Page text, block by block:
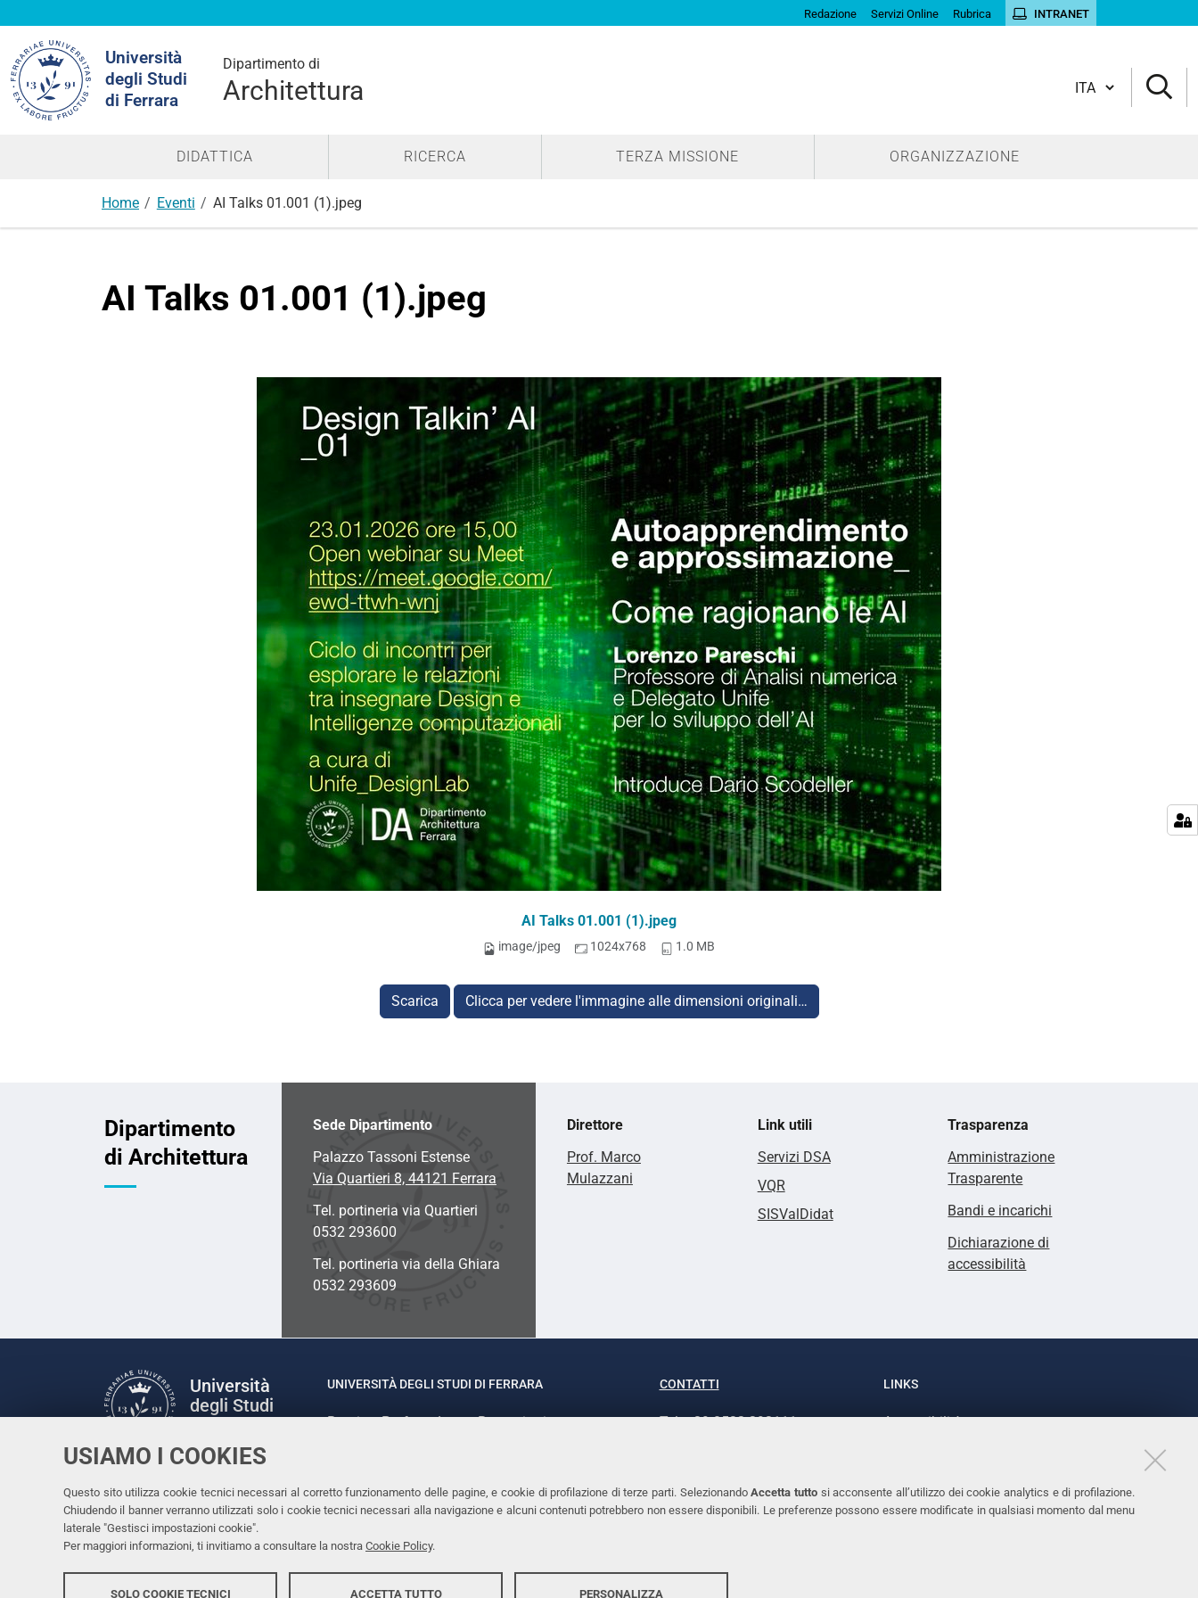
USIAMO I COOKIES
Questo sito utilizza cookie tecnici necessari al corretto funzionamento delle pagine, e cookie di profilazione di terze parti. SelezionandoAccetta tutto si acconsente all’utilizzo dei cookie analytics e di profilazione.
Chiudendo il banner verranno utilizzati solo i cookie tecnici necessari alla navigazione e alcuni contenuti potrebbero non essere disponibili. Le preferenze possono essere modificate in qualsiasi momento dal menu
laterale "Gestisci impostazioni cookie".
Per maggiori informazioni, ti invitiamo a consultare la nostra Cookie Policy.
SOLO COOKIE TECNICI ACCETTA TUTTO PERSONALIZZA
Redazione Servizi Online Rubrica INTRANET
Università
degli Studi
di Ferrara
Dipartimento di
Architettura
nel
sito
Cambia lingua
DIDATTICA RICERCA TERZA MISSIONE ORGANIZZAZIONE
Home Eventi AI Talks 01.001 (1).jpeg
AI Talks 01.001 (1).jpeg
AI Talks 01.001 (1).jpeg
image/jpeg 1024x768 1.0 MB
Scarica Clicca per vedere l'immagine alle dimensioni originali…
Dipartimento
di Architettura
Sede Dipartimento
Palazzo Tassoni Estense
Via Quartieri 8, 44121 Ferrara
Tel. portineria via Quartieri
0532 293600
Tel. portineria via della Ghiara
0532 293609
Direttore
Prof. Marco
Mulazzani
Link utili
Servizi DSA
VQR
SISValDidat
Trasparenza
Amministrazione
Trasparente
Bandi e incarichi
Dichiarazione di
accessibilità
Università
degli Studi
Facebook
LinkedinInstagram
Youtube
UNIVERSITÀ DEGLI STUDI DI FERRARA
Rettrice: Prof.ssa Laura Ramaciotti
CONTATTI
Tel. +39 0532 293111
LINKS
Accessibilità
Cookies